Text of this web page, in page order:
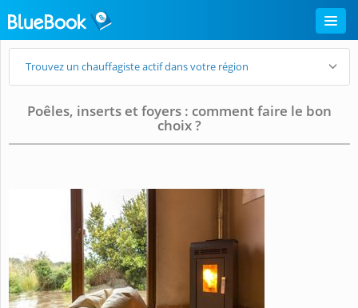
Trouvez un chauffagiste actif dans votre région
Poêles, inserts et foyers : comment faire le bon
choix ?